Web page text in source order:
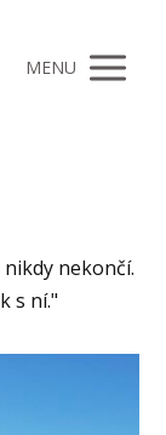
MENU
nekončí.
s ní."